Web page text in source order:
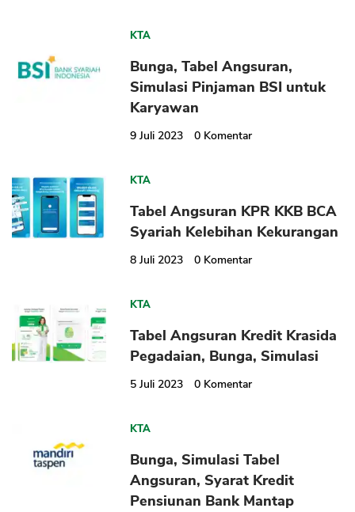
KTA
Bunga, Tabel Angsuran,
Simulasi Pinjaman BSI untuk
Karyawan
9 Juli 2023 0 Komentar
KTA
Tabel Angsuran KPR KKB BCA
Syariah Kelebihan Kekurangan
8 Juli 2023 0 Komentar
KTA
Tabel Angsuran Kredit Krasida
Pegadaian, Bunga, Simulasi
5 Juli 2023 0 Komentar
KTA
Bunga, Simulasi Tabel
Angsuran, Syarat Kredit
Pensiunan Bank Mantap